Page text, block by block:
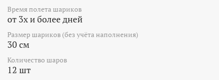
Время полета шариков
от 3х и более дней
Размер шариков (без учёта наполнения)
30 см
Количество шаров
12 шт